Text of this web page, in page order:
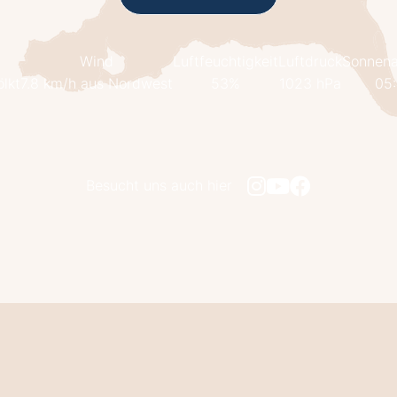
Wind
7.8 km/h aus Nordwest
Luftfeuchtigkeit
Luftdruck